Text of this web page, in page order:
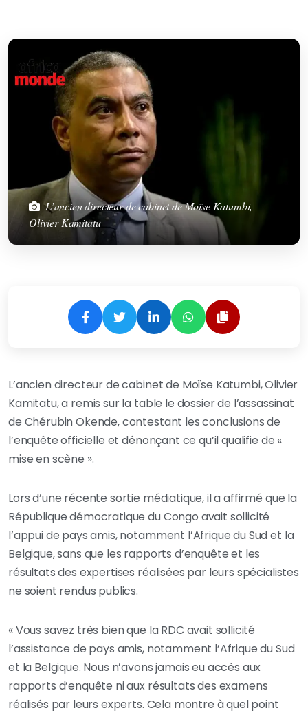
L’ancien directeur de cabinet de Moïse Katumbi,
Olivier Kamitatu
L’ancien directeur de cabinet de Moïse Katumbi, Olivier
Kamitatu, a remis sur la table le dossier de l’assassinat
de Chérubin Okende, contestant les conclusions de
l’enquête officielle et dénonçant ce qu’il qualifie de «
mise en scène ».
Lors d’une récente sortie médiatique, il a affirmé que la
République démocratique du Congo avait sollicité
l’appui de pays amis, notamment l’Afrique du Sud et la
Belgique, sans que les rapports d’enquête et les
résultats des expertises réalisées par leurs spécialistes
ne soient rendus publics.
« Vous savez très bien que la RDC avait sollicité
l’assistance de pays amis, notamment l’Afrique du Sud
et la Belgique. Nous n’avons jamais eu accès aux
rapports d’enquête ni aux résultats des examens
réalisés par leurs experts. Cela montre à quel point